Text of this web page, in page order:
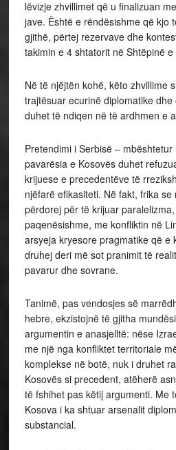
lëvizje zhvillimet që u finalizuan
jave. Është e rëndësishme që kjo
gjithë, përtej rezervave dhe
takimin e 4 shtatorit në Shtëpinë e
Në të njëjtën kohë, këto zhvillime
trajtësuar ecurinë diplomatike
duhet të ndiqen në të ardhmen e
Pretendimi i Serbisë –
pavarësia e Kosovës duhet
krijuese e precedentëve të
njëfarë efikasiteti. Në fakt, frika
përdorej për të krijuar
paqenësishme, me konfliktin në
arsyeja kryesore pragmatike që e
druhej deri më sot pranimit të
pavarur dhe sovrane.
Tanimë, pas vendosjes së
hebre, ekzistojnë të gjitha
argumentin e anasjelltë: nëse
me një nga konfliktet territoriale
komplekse në botë, nuk i druhet
Kosovës si precedent, atëherë
të fshihet pas këtij argumenti. Me
Kosova i ka shtuar arsenalit
substancial.